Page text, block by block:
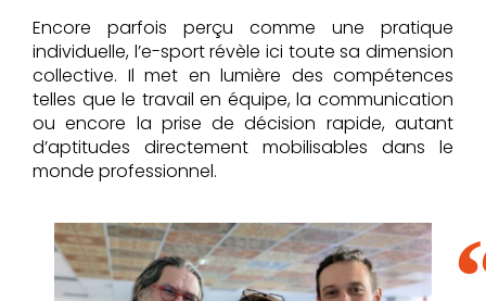
Encore parfois perçu comme une pratique
individuelle, l’e-sport révèle ici toute sa dimension
collective. Il met en lumière des compétences
telles que le travail en équipe, la communication
ou encore la prise de décision rapide, autant
d’aptitudes directement mobilisables dans le
monde professionnel.